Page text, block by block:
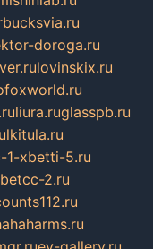
doroga.ru
lovinskix.ru
liura.ruglasspb.ru
1-xbetti-5.ru
2.ru